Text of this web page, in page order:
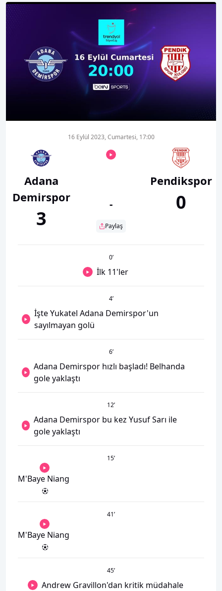
Adana
Demirspor
3
16 Eylül 2023, Cumartesi, 17:00
-
Paylaş
Pendikspor
0
0’
İlk 11'ler
4’
İşte Yukatel Adana Demirspor'un
sayılmayan golü
6’
Adana Demirspor hızlı başladı! Belhanda
gole yaklaştı
12’
Adana Demirspor bu kez Yusuf Sarı ile
gole yaklaştı
15’
M'Baye Niang
41’
M'Baye Niang
45’
Andrew Gravillon'dan kritik müdahale